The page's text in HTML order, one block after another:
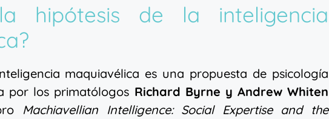
hipótesis de la inteligencia
maquiavélica es una propuesta de psicología
por los primatólogos Richard Byrne y Andrew Whiten
Machiavellian Intelligence: Social Expertise and the